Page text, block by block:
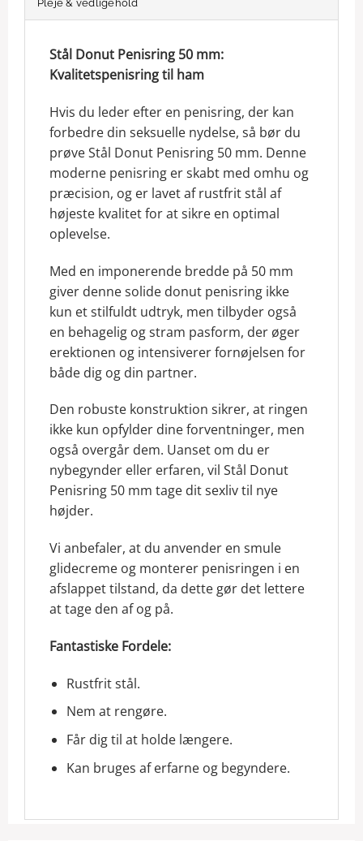
Pleje & vedligehold
Stål Donut Penisring 50 mm:
Kvalitetspenisring til ham
Hvis du leder efter en penisring, der kan
forbedre din seksuelle nydelse, så bør du
prøve Stål Donut Penisring 50 mm. Denne
moderne penisring er skabt med omhu og
præcision, og er lavet af rustfrit stål af
højeste kvalitet for at sikre en optimal
oplevelse.
Med en imponerende bredde på 50 mm
giver denne solide donut penisring ikke
kun et stilfuldt udtryk, men tilbyder også
en behagelig og stram pasform, der øger
erektionen og intensiverer fornøjelsen for
både dig og din partner.
Den robuste konstruktion sikrer, at ringen
ikke kun opfylder dine forventninger, men
også overgår dem. Uanset om du er
nybegynder eller erfaren, vil Stål Donut
Penisring 50 mm tage dit sexliv til nye
højder.
Vi anbefaler, at du anvender en smule
glidecreme og monterer penisringen i en
afslappet tilstand, da dette gør det lettere
at tage den af og på.
Fantastiske Fordele:
Rustfrit stål.
Nem at rengøre.
Får dig til at holde længere.
Kan bruges af erfarne og begyndere.